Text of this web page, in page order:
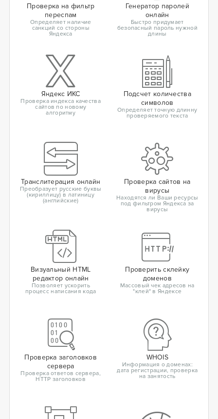
Проверка на фильтр
переспам
Определяет наличие
санкций со стороны
Яндекса
Генератор паролей
онлайн
Быстро придумает
безопасный пароль нужной
длины
Яндекс ИКС
Проверка индекса качества
сайтов по новому
алгоритму
Подсчет количества
символов
Определяет точную длинну
проверяемого текста
Транслитерация онлайн
Преобразует русские буквы
(кириллицу) в латиницу
(английские)
Проверка сайтов на
вирусы
Находятся ли Ваши ресурсы
под фильтром Яндекса за
вирусы
Визуальный HTML
редактор онлайн
Позволяет ускорить
процесс написания кода
Проверить склейку
доменов
Массовый чек адресов на
"клей" в Яндексе
Проверка заголовков
сервера
Проверка ответов сервера,
HTTP заголовков
WHOIS
Информация о доменах:
дата регистрации, проверка
на занятость